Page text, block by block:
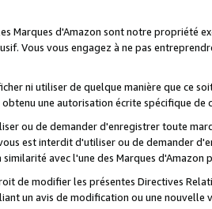
Marques d'Amazon sont notre propriété
Vous vous engagez à ne pas
ni utiliser de quelque manière que ce
une autorisation écrite spécifique de
ou de demander d'enregistrer toute
est interdit d'utiliser ou de demander
avec l'une des Marques
de modifier les présentes Directives
un avis de modification ou une nouvelle